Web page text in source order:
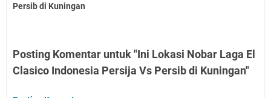
Persib di Kuningan
Posting Komentar untuk "Ini Lokasi Nobar Laga El
Clasico Indonesia Persija Vs Persib di Kuningan"